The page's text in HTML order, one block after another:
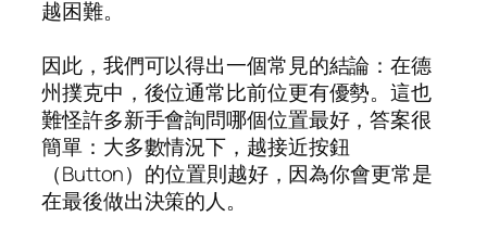
越困難。
因此，我們可以得出一個常見的結論：在德
州撲克中，後位通常比前位更有優勢。這也
難怪許多新手會詢問哪個位置最好，答案很
簡單：大多數情況下，越接近按鈕
（Button）的位置則越好，因為你會更常是
在最後做出決策的人。